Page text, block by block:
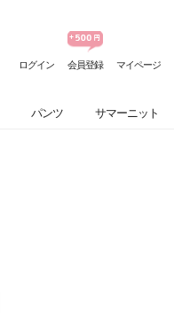
ログイン 会員登録 マイページ
パンツ サマーニット